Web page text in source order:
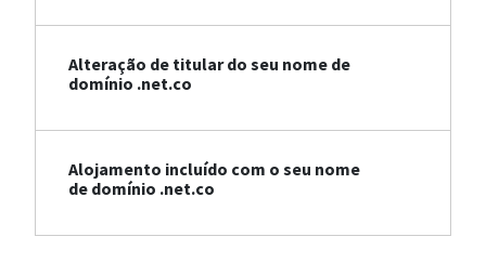
Alteração de titular do seu nome de
domínio .net.co
Alojamento incluído com o seu nome
de domínio .net.co